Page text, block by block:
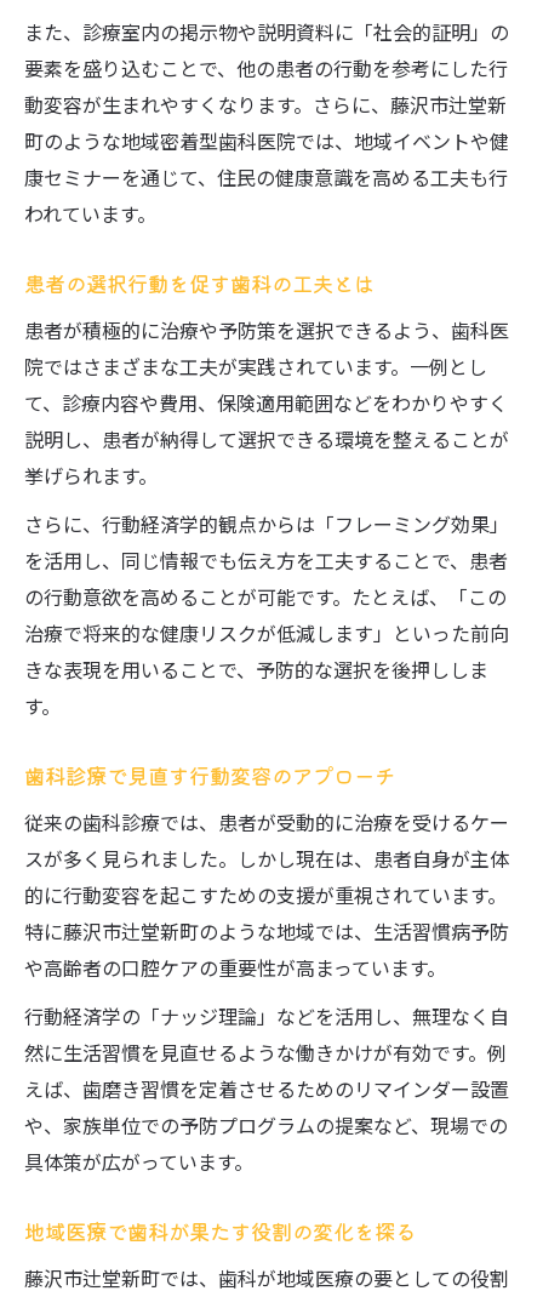
歯科医師会が導く持続可能な地域医療の形
暮らしに寄り添う歯科医療の実践例
日常生活に根差す歯科医療の実践的な事例
歯科診療が生活の質向上に貢献する理由
行動経済学で変わる歯科医療の身近な工夫
地域住民と共に歩む歯科医療の実践風景
また、診療室内の掲示物や説明資料に「社会的証明」の
要素を盛り込むことで、他の患者の行動を参考にした行
動変容が生まれやすくなります。さらに、藤沢市辻堂新
町のような地域密着型歯科医院では、地域イベントや健
康セミナーを通じて、住民の健康意識を高める工夫も行
われています。
患者の選択行動を促す歯科の工夫とは
患者が積極的に治療や予防策を選択できるよう、歯科医
院ではさまざまな工夫が実践されています。一例とし
て、診療内容や費用、保険適用範囲などをわかりやすく
説明し、患者が納得して選択できる環境を整えることが
挙げられます。
さらに、行動経済学的観点からは「フレーミング効果」
を活用し、同じ情報でも伝え方を工夫することで、患者
の行動意欲を高めることが可能です。たとえば、「この
治療で将来的な健康リスクが低減します」といった前向
きな表現を用いることで、予防的な選択を後押ししま
す。
歯科診療で見直す行動変容のアプローチ
従来の歯科診療では、患者が受動的に治療を受けるケー
スが多く見られました。しかし現在は、患者自身が主体
的に行動変容を起こすための支援が重視されています。
特に藤沢市辻堂新町のような地域では、生活習慣病予防
や高齢者の口腔ケアの重要性が高まっています。
行動経済学の「ナッジ理論」などを活用し、無理なく自
然に生活習慣を見直せるような働きかけが有効です。例
えば、歯磨き習慣を定着させるためのリマインダー設置
や、家族単位での予防プログラムの提案など、現場での
具体策が広がっています。
地域医療で歯科が果たす役割の変化を探る
藤沢市辻堂新町では、歯科が地域医療の要としての役割